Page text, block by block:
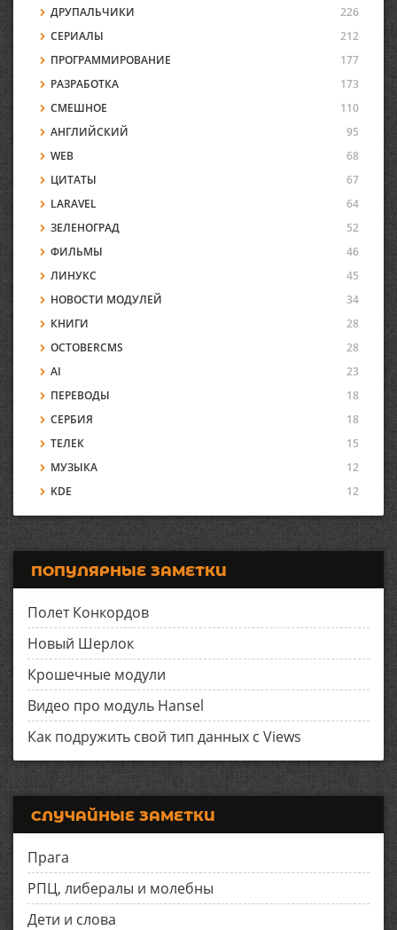
ДРУПАЛЬЧИКИ
226
СЕРИАЛЫ
212
ПРОГРАММИРОВАНИЕ
177
РАЗРАБОТКА
173
СМЕШНОЕ
110
АНГЛИЙСКИЙ
95
WEB
68
ЦИТАТЫ
67
LARAVEL
64
ЗЕЛЕНОГРАД
52
ФИЛЬМЫ
46
ЛИНУКС
45
НОВОСТИ МОДУЛЕЙ
34
КНИГИ
28
OCTOBERCMS
28
AI
23
ПЕРЕВОДЫ
18
СЕРБИЯ
18
ТЕЛЕК
15
МУЗЫКА
12
KDE
12
ПОПУЛЯРНЫЕ ЗАМЕТКИ
Полет Конкордов
Новый Шерлок
Крошечные модули
Видео про модуль Hansel
Как подружить свой тип данных с Views
СЛУЧАЙНЫЕ ЗАМЕТКИ
Прага
РПЦ, либералы и молебны
Дети и слова